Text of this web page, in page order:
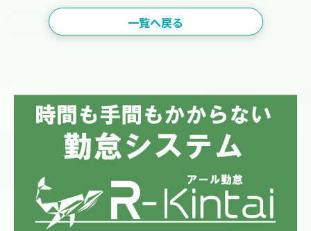
一覧へ戻る